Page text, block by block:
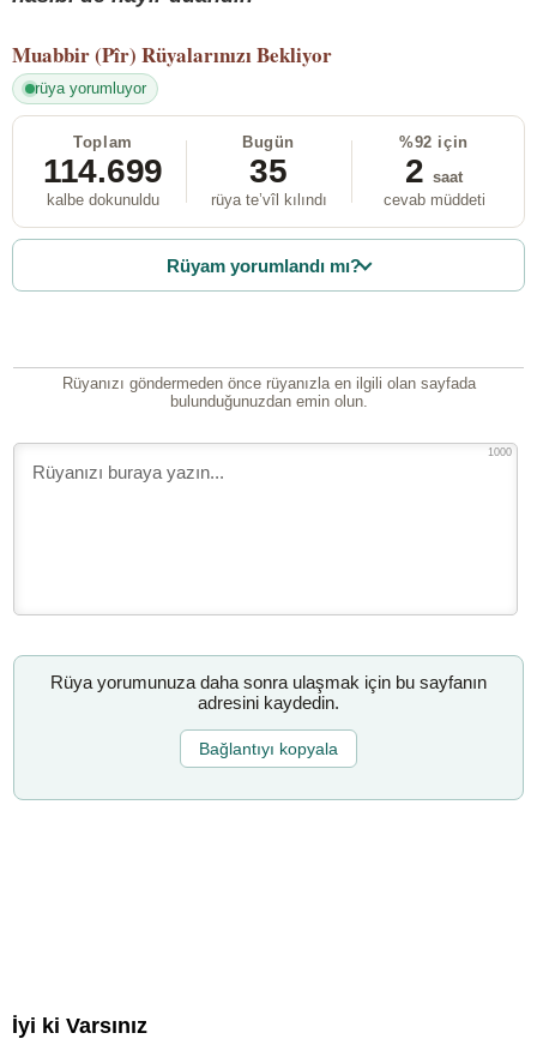
Muabbir (Pîr) Rüyalarınızı Bekliyor
rüya yorumluyor
Toplam
114.699
kalbe dokunuldu
Bugün
35
rüya te’vîl kılındı
%92 için
2 saat
cevab müddeti
Rüyam yorumlandı mı?
Rüyanızı göndermeden önce rüyanızla en ilgili olan sayfada
bulunduğunuzdan emin olun.
1000
Rüya yorumunuza daha sonra ulaşmak için bu sayfanın
adresini kaydedin.
Bağlantıyı kopyala
İyi ki Varsınız